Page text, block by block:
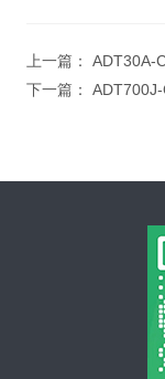
上一篇： ADT30A-
下一篇：